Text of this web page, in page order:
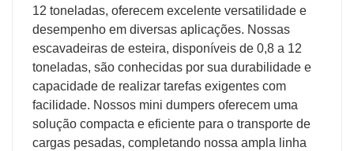
12 toneladas, oferecem excelente versatilidade e
desempenho em diversas aplicações. Nossas
escavadeiras de esteira, disponíveis de 0,8 a 12
toneladas, são conhecidas por sua durabilidade e
capacidade de realizar tarefas exigentes com
facilidade. Nossos mini dumpers oferecem uma
solução compacta e eficiente para o transporte de
cargas pesadas, completando nossa ampla linha